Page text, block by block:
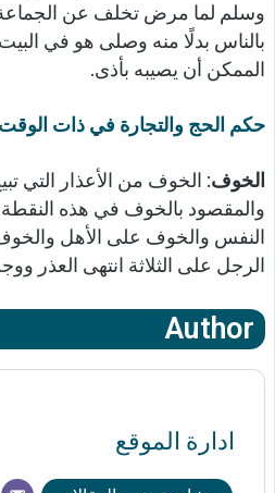
وسلم لما مرض تخلف عن الجماعة
بالناس بدلًا منه وصلى هو في
الممكن أن يصيبه بأذى.
حكم الحج والتجارة في ذات الوقت
الخوف: الخوف من الأعذار التي
والمقصود بالخوف في هذه النقطة
النفس والخوف على الأهل
الرجل على الثلاثة انتهى العذر
Author
ادارة الموقع